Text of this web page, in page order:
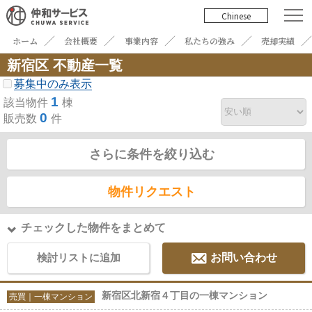
Chinese
ホーム 会社概要 事業内容 私たちの強み 売却実績
新宿区 不動産一覧
募集中のみ表示
該当物件 1 棟
販売数 0 件
さらに条件を絞り込む
物件リクエスト
チェックした物件をまとめて
検討リストに追加 お問い合わせ
売買｜一棟マンション 新宿区北新宿４丁目の一棟マンション